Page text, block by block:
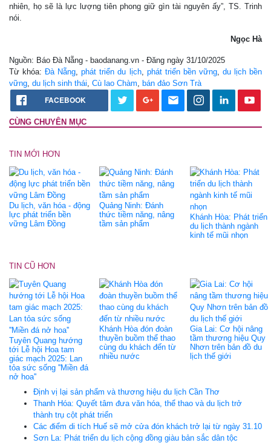
nhiên, họ sẽ là lực lượng tiên phong giữ gìn tài nguyên ấy”, TS. Trinh
nói.
Ngọc Hà
Nguồn: Báo Đà Nẵng - baodanang.vn - Đăng ngày 31/10/2025
Từ khóa:Đà Nẵng ,phát triển du lịch, phát triển bền vững, du lịch bền
vững du lịch sinh thái Cù lao Chàm bán đảo Sơn Trà
FACEBOOK
CÙNG CHUYÊN MỤC
TIN MỚI HƠN
Du lịch, văn hóa - động
lực phát triển bền
vững Lâm Đồng
Quảng Ninh: Đánh
thức tiềm năng, nâng
tầm sản phẩm
Khánh Hòa: Phát triển
du lịch thành ngành
kinh tế mũi nhọn
TIN CŨ HƠN
Tuyên Quang hướng
tới Lễ hội Hoa tam
giác mạch 2025: Lan
tỏa sức sống ''Miền đá
nở hoa''
Khánh Hòa đón đoàn
thuyền buồm thể thao
cùng du khách đến từ
nhiều nước
Gia Lai: Cơ hội nâng
tầm thương hiệu Quy
Nhơn trên bản đồ du
lịch thế giới
Định vị lại sản phẩm và thương hiệu du lịch Cần Thơ
Thanh Hóa: Quyết tâm đưa văn hóa, thể thao và du lịch trở
thành trụ cột phát triển
Các điểm di tích Huế sẽ mở cửa đón khách trở lại từ ngày 31.10
Sơn La: Phát triển du lịch cộng đồng giàu bản sắc dân tộc